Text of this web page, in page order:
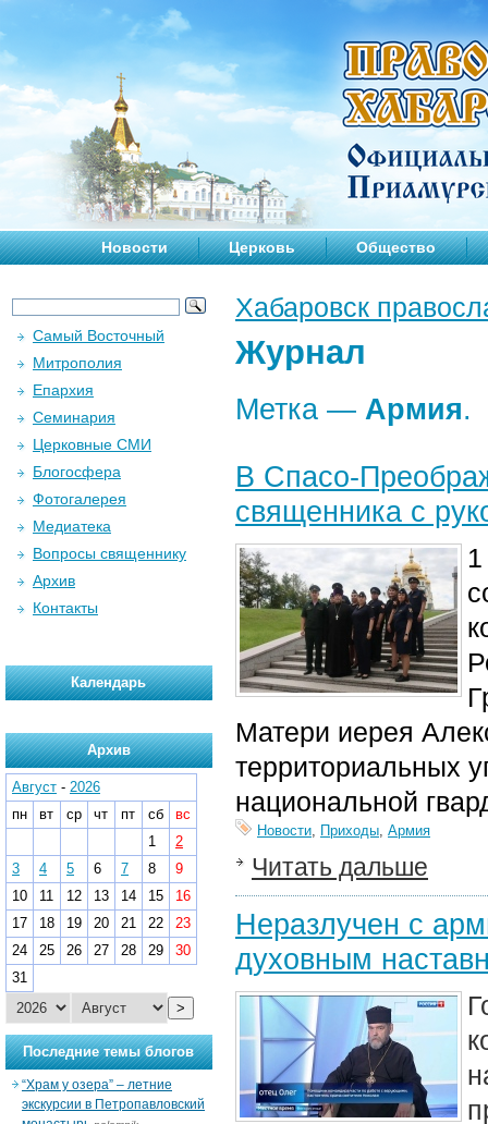
Новости Церковь Общество
Хабаровск
Журнал
Метка — Армия.
В Спасо-
священника с
Матери иерея
территориальных
национальной
Новости, Приходы, Армия
Читать дальше
Неразлучен с
духовным
Самый Восточный
Митрополия
Епархия
Семинария
Церковные СМИ
Блогосфера
Фотогалерея
Медиатека
Вопросы священнику
Архив
Контакты
Календарь
Архив
Август - 2026
пн
вт ср чт пт сб
вс
1
2
3
4 5 6 7 8
9
10
11 12 13 14 15
16
17
18 19 20 21 22
23
24
25 26 27 28 29
30
31
>
Последние темы блогов
“Храм у озера” – летние
экскурсии в Петропавловский